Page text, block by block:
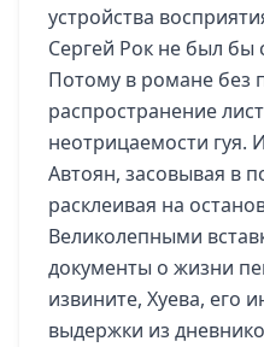
устройства
Сергей Рок не был бы
Потому в романе без
распространение
неотрицаемости гуя.
Автоян, засовывая в
расклеивая на
Великолепными
документы о жизни
извините, Хуева, его
выдержки из